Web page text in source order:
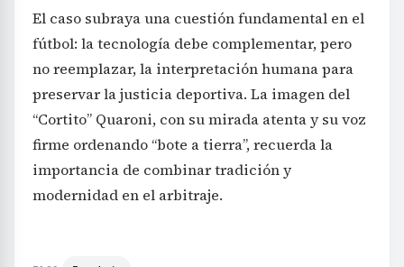
El caso subraya una cuestión fundamental en el
fútbol: la tecnología debe complementar, pero
no reemplazar, la interpretación humana para
preservar la justicia deportiva. La imagen del
“Cortito” Quaroni, con su mirada atenta y su voz
firme ordenando “bote a tierra”, recuerda la
importancia de combinar tradición y
modernidad en el arbitraje.